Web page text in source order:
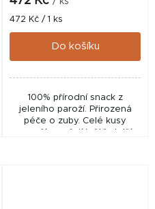
Měrná
cena:
472 Kč / 1 ks
Do košíku
100% přírodní snack z
jeleního paroží. Přirozená
péče o zuby. Celé kusy
paroží zaručují ještě delší